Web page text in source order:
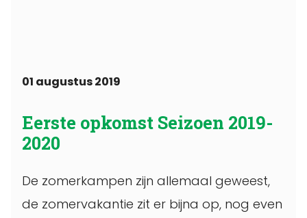
01 augustus 2019
Eerste opkomst Seizoen 2019-
2020
De zomerkampen zijn allemaal geweest,
de zomervakantie zit er bijna op, nog even